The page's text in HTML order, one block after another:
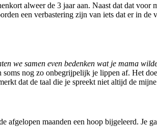
alweer de 3 jaar aan. Naast dat dat
een verbastering zijn van iets dat er in
we samen even bedenken wat je mama
nog zo onbegrijpelijk je lippen af. Het
dat de taal die je spreekt niet altijd de
afgelopen maanden een hoop bijgeleerd. Je